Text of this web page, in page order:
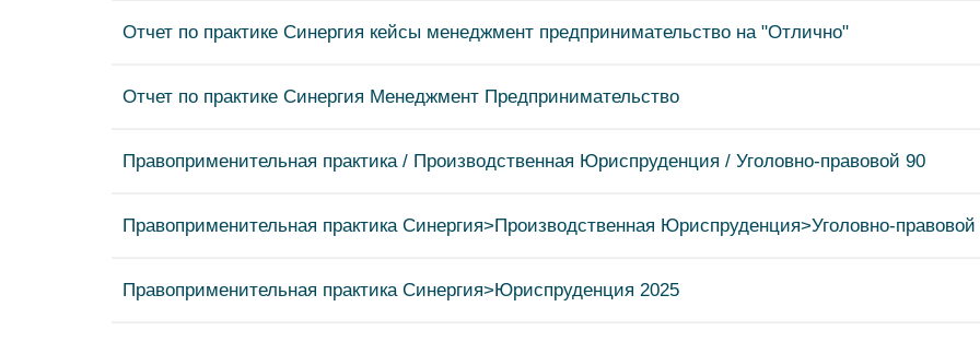
Отчет по практике Синергия кейсы менеджмент предпринимательство на "Отлично"
Отчет по практике Синергия Менеджмент Предпринимательство
Правоприменительная практика / Производственная Юриспруденция / Уголовно-правовой 90
Правоприменительная практика Синергия>Производственная Юриспруденция>Уголовно-
Правоприменительная практика Синергия>Юриспруденция 2025